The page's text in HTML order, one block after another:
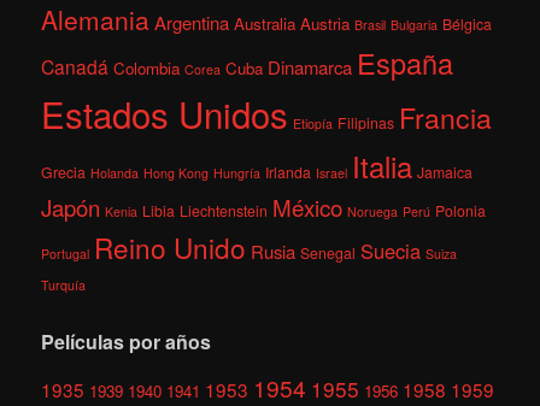
AlemaniaArgentina Australia Austria Brasil Bulgaria Bélgica
Canadá Colombia Corea Cuba Dinamarca España
Estados Unidos Etiopía Filipinas Francia
Grecia Holanda Hong Kong Hungría Irlanda Israel Italia Jamaica
Japón Kenia Libia Liechtenstein México Noruega Perú Polonia
Portugal Reino Unido Rusia Senegal Suecia Suiza
Turquía
Películas por años
1935 1939 1940 1941 1953 1954 1955 1956 1958 1959